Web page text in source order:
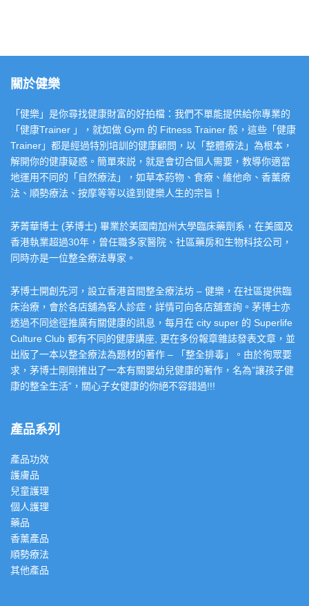
關於健樂
「健樂」是你尋找健康財富的好拍檔：我們不單能提供給你專業的
「健康Trainer 」，就如做 Gym 的 Fitness Trainer 般，這些「健康
Trainer」都是經過特別培訓的健康顧問，以「整體療法」為根本，
解開你的健康疑惑。簡單來説，就是會切合個人需要，教導你適當
地運用不同的「自然療法」，如草本葯物、食療、維他命、香薰療
法、順勢療法、按摩等等以達到健樂人生的宗旨！
茅菁華博士 (茅博士) 畢業於美國南加州大學臨床藥劑系，在美國及
香港執業超過30年，曾任職多家醫院、社區藥房和生物科技公司，
同時亦是一位整全療法專家。
茅博士開創先河，設立香港首間整全療法坊 – 健樂，在社區提供臨
床治療，會於各店舖為客人診症，詳情可向各店舖查詢。茅博士亦
透過不同途徑推廣有關健康的訊息，每月在 city super 的 Superlife
Culture Club 都有不同的健康講座, 更在多份報章雜誌發表文章，並
出版了一本以整全療法為題材的著作 – 「整全排毒」。由於徇眾要
求，茅博士剛剛推出了一本有關嬰幼兒健康的著作，名為”讓孩子健
康的整全生活”，關心子女健康的你絕不容錯過!!!
產品系列
產品功效
護膚品
兒童護理
個人護理
藥品
香薰產品
順勢療法
其他產品